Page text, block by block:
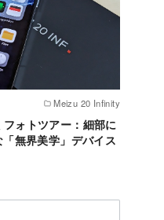
Meizu 20 Infinity
ォトツアー：細部に
無界美学」デバイス